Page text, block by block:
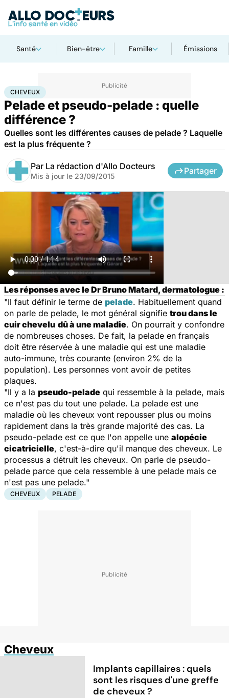
Santé Bien-être Famille Émissions
AccueilSanté
CHEVEUX
Pelade et pseudo-pelade : quelle
différence ?
Quelles sont les différentes causes de pelade ? Laquelle
est la plus fréquente ?
Par La rédaction d'Allo Docteurs
Mis à jour le 23/09/2015
Partager
Les réponses avec le Dr Bruno Matard, dermatologue :
"Il faut définir le terme de pelade. Habituellement quand
on parle de pelade, le mot général signifie trou dans le
cuir chevelu dû à une maladie. On pourrait y confondre
de nombreuses choses. De fait, la pelade en français
doit être réservée à une maladie qui est une maladie
auto-immune, très courante (environ 2% de la
population). Les personnes vont avoir de petites
plaques.
"Il y a la pseudo-pelade qui ressemble à la pelade, mais
ce n'est pas du tout une pelade. La pelade est une
maladie où les cheveux vont repousser plus ou moins
rapidement dans la très grande majorité des cas. La
pseudo-pelade est ce que l'on appelle une alopécie
cicatricielle, c'est-à-dire qu'il manque des cheveux. Le
processus a détruit les cheveux. On parle de pseudo-
pelade parce que cela ressemble à une pelade mais ce
n'est pas une pelade."
CHEVEUX PELADE
Cheveux
Implants capillaires : quels
sont les risques d'une greffe
de cheveux ?